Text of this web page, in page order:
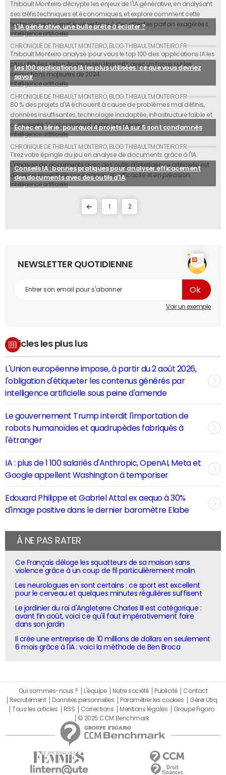
L'IA générative, une bulle prête à éclater ?
Thibault Monteiro décrypte les enjeux de l'IA générative, en analysant
ses défis techniques et économiques, et explore comment cette
technologie pourrait évoluer face à des attentes parfois exagérées.
Intelligence artificielle
Les 100 applications IA les plus utilisées : ce que vous devriez
savoir
Thibault Monteiro analyse pour vous le top 100 des applications IA les
plus utilisées selon Andreessen Horowitz, avec un focus sur les
innovations majeures de 2024.
Intelligence artificielle
Échec en série : pourquoi 4 projets IA sur 5 sont condamnés
80 % des projets d'IA échouent à cause de problèmes mal définis,
données insuffisantes, technologie inadaptée, infrastructure faible et
complexité. Voici comment éviter ces pièges.
Intelligence artificielle
Conseils IA : bonnes pratiques pour analyser efficacement
des documents avec des outils d'IA
Tirez votre épingle du jeu en analyse de documents grâce à l'IA.
L'analyse de documents avec des outils d'intelligence artificielle est
devenue essentielle pour gagner en efficacité et en précision.
Intelligence artificielle
2
NEWSLETTER QUOTIDIENNE
Voir un exemple
Articles les plus lus
L'Union européenne impose, à partir du 2 août 2026,
l'obligation d'étiqueter les contenus générés par
intelligence artificielle sous peine d'amende
Le gouvernement Trump interdit l'importation de
robots humanoïdes et quadrupèdes fabriqués à
l'étranger
IA : plus de 1 100 salariés d'Anthropic, OpenAI, Meta et
Google appellent Washington à temporiser
Edouard Philippe et Gabriel Attal ex aequo à 30%
d'image positive dans le dernier baromètre Elabe
À NE PAS RATER
Ce Français déloge les squatteurs de sa maison sans
violence grâce à un coup de fil particulièrement malin
Les neurologues en sont certains : ce sport est excellent
pour le cerveau et quelques minutes régulières suffisent
Le jardinier du roi d'Angleterre Charles III est catégorique :
avant fin août, voici ce qu'il faut impérativement faire
dans son jardin
Il crée une entreprise de 10 millions de dollars en seulement
6 mois grâce à l'IA : voici la méthode de Ben Broca
Qui sommes-nous ? L'équipe Notre société Publicité
Contact
Recrutement
Données personnelles Paramétrer les cookies
Gérer Utiq
Tous les articles
RSS Corrections Mentions légales
Groupe Figaro
© 2025 CCM Benchmark